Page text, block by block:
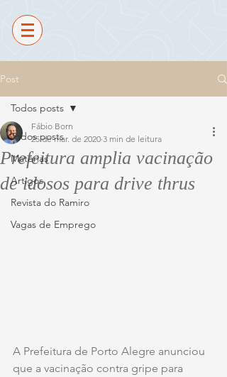
Post
Todos posts
Matérias
Artigos
Revista do Ramiro
Vagas de Emprego
Todos posts
Prefeitura amplia vacinação
de idosos para drive thrus
Fábio Born
25 de mar. de 2020 3 min de leitura
A Prefeitura de Porto Alegre anunciou
que a vacinação contra gripe para